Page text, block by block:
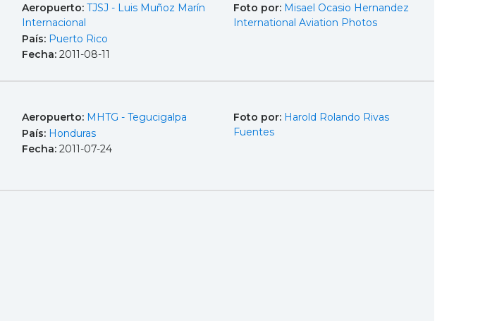
Aeropuerto: TJSJ - Luis Muñoz Marín
Internacional
País: Puerto Rico
Fecha: 2011-08-11
Foto por: Misael Ocasio Hernandez
International Aviation Photos
Aeropuerto: MHTG - Tegucigalpa
País: Honduras
Fecha: 2011-07-24
Foto por: Harold Rolando Rivas
Fuentes